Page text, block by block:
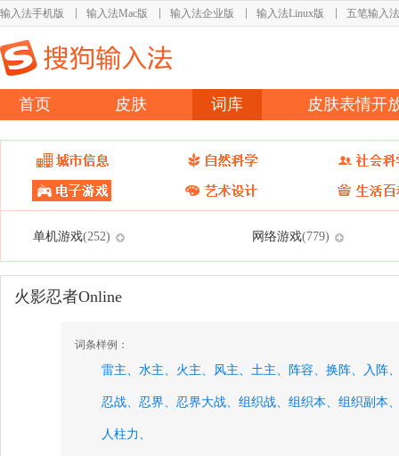
输入法手机版 输入法Mac版 输入法企业版 输入法Linux版 五笔输入法
首页 皮肤 词库 皮肤表情开
单机游戏(252) 网络游戏(779)
火影忍者Online
词条样例：
雷主、 水主、 火主、 风主、 土主、 阵容、 换阵、 入阵
忍战、 忍界、 忍界大战、 组织战、 组织本、 组织副本
人柱力、